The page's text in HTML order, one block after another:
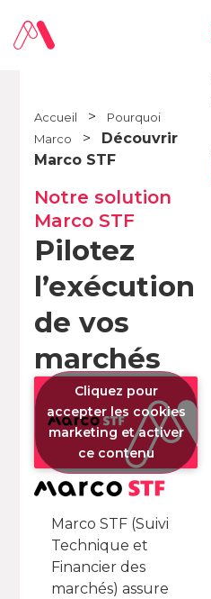
Accueil >
Pourquoi
Marco
>
Découvrir
Marco STF
Notre solution
Marco STF
Pilotez
l’exécution
de vos
marchés
Cliquez pour
accepter les cookies
marketing et activer
ce contenu
Marco STF (Suivi
Technique et
Financier des
marchés) assure